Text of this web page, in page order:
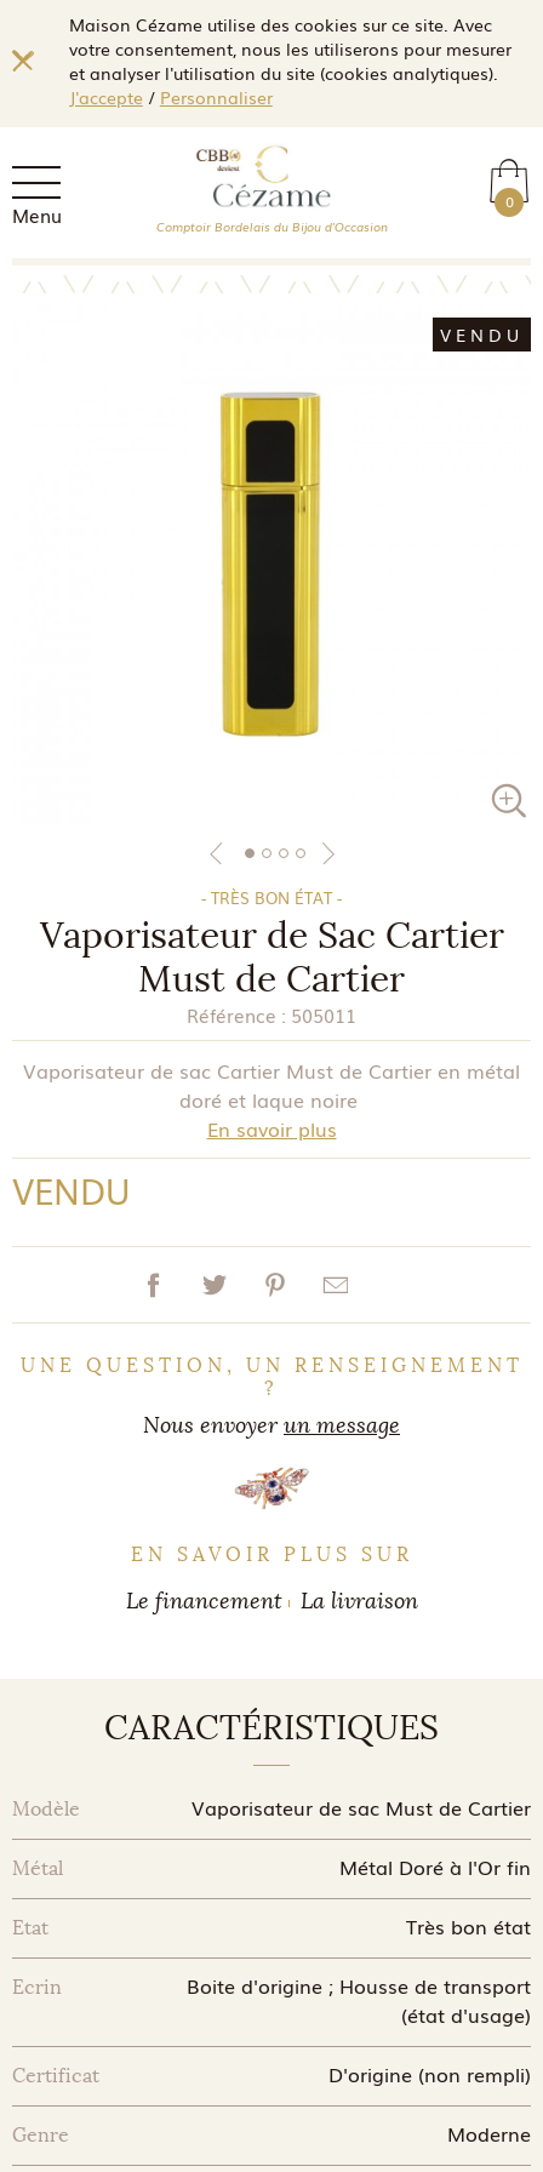
Maison Cézame utilise des cookies sur ce site. Avec
votre consentement, nous les utiliserons pour mesurer
et analyser l'utilisation du site (cookies analytiques).
J'accepte/ Personnaliser
Menu 0
Comptoir Bordelais du Bijou d'Occasion
VENDU
- TRÈS BON ÉTAT -
Vaporisateur de Sac Cartier
Must de Cartier
Référence : 505011
Vaporisateur de sac Cartier Must de Cartier en métal
doré et laque noire
En savoir plus
VENDU
UNE QUESTION, UN RENSEIGNEMENT
?
Nous envoyerun message
EN SAVOIR PLUS SUR
Le financement La livraison
CARACTÉRISTIQUES
Modèle Vaporisateur de sac Must de Cartier
Métal Métal Doré à l'Or fin
Etat Très bon état
Ecrin
Boite d'origine ; Housse de transport
(état d'usage)
Certificat D'origine (non rempli)
Genre Moderne